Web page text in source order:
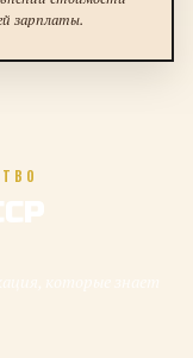
зарплаты.